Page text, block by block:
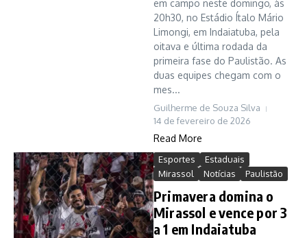
em campo neste domingo, às
20h30, no Estádio Ítalo Mário
Limongi, em Indaiatuba, pela
oitava e última rodada da
primeira fase do Paulistão. As
duas equipes chegam com o
mes...
Guilherme de Souza Silva
14 de fevereiro de 2026
Read More
Esportes
Estaduais
Mirassol
Notícias Paulistão
Primavera domina o
Mirassol e vence por 3
a 1 em Indaiatuba